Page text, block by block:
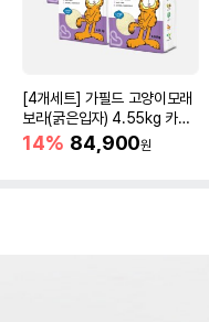
[4개세트] 가필드 고양이모래
보라(굵은입자) 4.55kg 카사
바모래
14% 84,900원